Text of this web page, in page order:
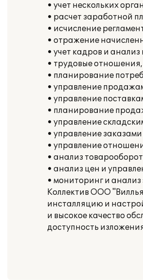
• учет нескольких
• расчет заработной
• исчисление
• отражение
• учет кадров и
• трудовые
• планирование
• управление
• управление
• планирование
• управление
• управление
• управление
• анализ
• анализ цен и
• мониторинг и
Коллектив ООО
инсталляцию и
и высокое качество
доступность